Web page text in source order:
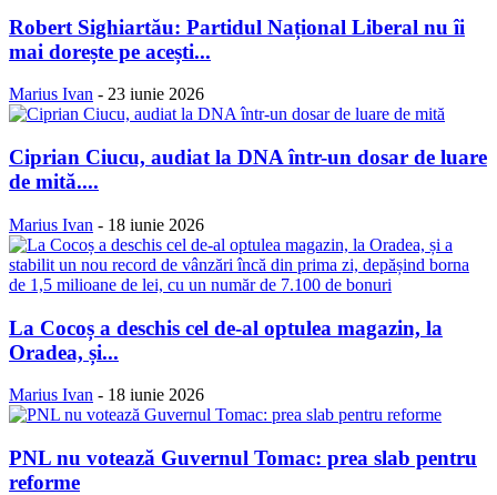
Robert Sighiartău: Partidul Național Liberal nu îi
mai dorește pe acești...
Marius Ivan - 23 iunie 2026
Ciprian Ciucu, audiat la DNA într-un dosar de luare
de mită....
Marius Ivan - 18 iunie 2026
La Cocoș a deschis cel de-al optulea magazin, la
Oradea, și...
Marius Ivan - 18 iunie 2026
PNL nu votează Guvernul Tomac: prea slab pentru
reforme